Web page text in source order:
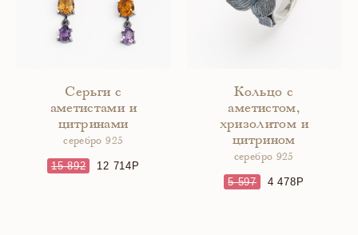
Серьги с
аметистами и
цитринами
серебро 925
15 892 12 714
Кольцо с
аметистом,
хризолитом и
цитрином
серебро 925
5 597 4 478